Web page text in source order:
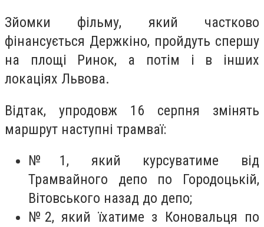
Зйомки фільму, який частково
фінансується Держкіно, пройдуть спершу
на площі Ринок, а потім і в інших
локаціях Львова.
Відтак, упродовж 16 серпня змінять
маршрут наступні трамваї:
№1, який курсуватиме від
Трамвайного депо по Городоцькій,
Вітовського назад до депо;
№2, який їхатиме з Коновальця по